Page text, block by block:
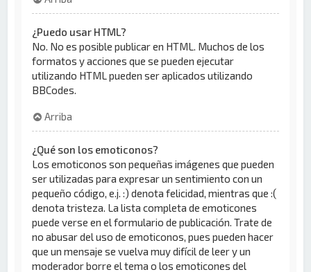
¿Puedo usar HTML?
No. No es posible publicar en HTML. Muchos de los
formatos y acciones que se pueden ejecutar
utilizando HTML pueden ser aplicados utilizando
BBCodes.
Arriba
¿Qué son los emoticonos?
Los emoticonos son pequeñas imágenes que pueden
ser utilizadas para expresar un sentimiento con un
pequeño código, e.j. :) denota felicidad, mientras que :(
denota tristeza. La lista completa de emoticones
puede verse en el formulario de publicación. Trate de
no abusar del uso de emoticonos, pues pueden hacer
que un mensaje se vuelva muy difícil de leer y un
moderador borre el tema o los emoticones del